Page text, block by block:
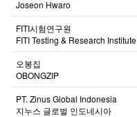
Joseon Hwaro
FITI시험연구원
FITI Testing & Research Institute
오봉집
OBONGZIP
PT. Zinus Global Indonesia
지누스 글로벌 인도네시아